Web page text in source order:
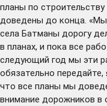
планы по
доведены до конца.
села Батманы дорогу
в планах, и пока все
следующий год мы эти
обязательно
что все планы мы
внимание дорожников в